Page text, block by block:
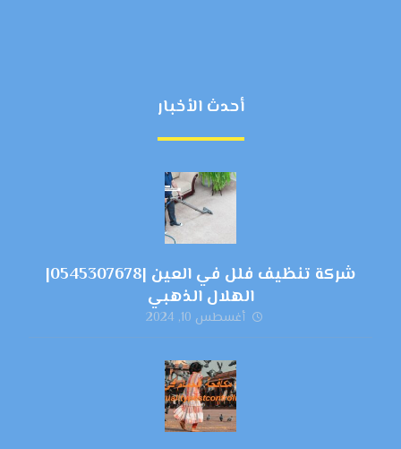
أحدث الأخبار
شركة تنظيف فلل في العين |0545307678|
الهلال الذهبي
أغسطس 10, 2024